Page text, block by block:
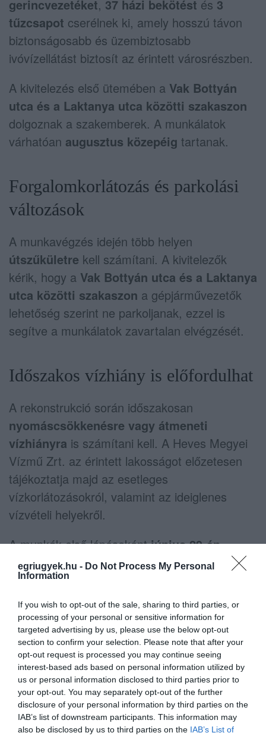
egriugyek.hu - Do Not Process My Personal
Information
If you wish to opt-out of the sale, sharing to third parties, or
processing of your personal or sensitive information for
targeted advertising by us, please use the below opt-out
section to confirm your selection. Please note that after your
opt-out request is processed you may continue seeing
interest-based ads based on personal information utilized by
us or personal information disclosed to third parties prior to
your opt-out. You may separately opt-out of the further
disclosure of your personal information by third parties on the
IAB’s list of downstream participants. This information may
also be disclosed by us to third parties on the IAB’s List of
gerincvezetéket, 37 házi bekötést és 3
tűzcsapot cserélnek ki, amely hosszú távon
biztonságosabb és üzembiztosabb
ivóvízellátást biztosít az érintett városrészben.
A kivitelezés első ütemében a Vak Bottyán
utca és a Laktanya utca közötti szakaszon
dolgoznak a szakemberek. A munkálatok
várhatóan augusztus közepéig tartanak.
Forgalomkorlátozás és parkolási
változások
A munkavégzés idején több helyen
útszűkületre kell számítani. A kivitelezők
kérik, hogy a Vak Bottyán utca és a Laktanya
utca közötti szakaszon a gépjárművezetők
lehetőség szerint ne parkoljanak, ezzel is
segítve a munkálatok zavartalan elvégzését.
Időszakos vízhiány is előfordulhat
A rekonstrukció során időszakosan
nyomáscsökkenésre vagy átmeneti
vízhiányra is számítani kell. A Heves Megyei
Vízmű Zrt. az érintett lakosságot előzetesen
tájékoztatja majd az esetleges
vízkorlátozásokról, valamint az ideiglenes
vízvételi helyekről.
A munkák első lépésekéntjúnius 29-én,
hétfőn 8 és 12 óra közötta szakemberek a
vízmérőaknák ellenőrzését végzik, ezért kérik
az ingatlantulajdonosokat, hogy biztosítsák a
vízmérőaknák megközelíthetőségét.
A kivitelezéssel kapcsolatban további
információ a Heves Megyei Vízmű Zrt.
diszpécserszolgálatán kérhető a 06-36/412-
126-os telefonszámon.